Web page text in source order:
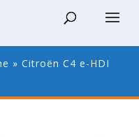
»Citroën C4 e-HDI